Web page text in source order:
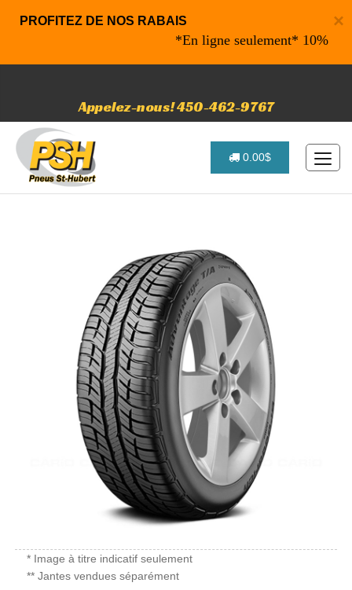
×
PROFITEZ DE NOS RABAIS
*En ligne seulement* 10% de
Appelez-nous! 450-462-9767
0.00$
* Image à titre indicatif seulement
** Jantes vendues séparément